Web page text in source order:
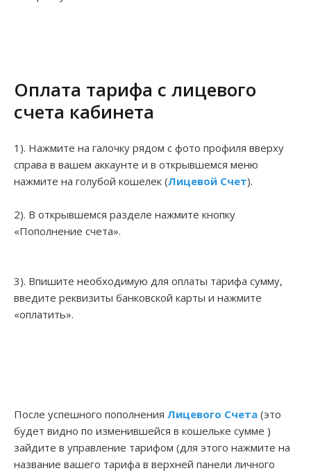
Оплата тарифа с лицевого
счета кабинета
1). Нажмите на галочку рядом с фото профиля вверху
справа в вашем аккаунте и в открывшемся меню
нажмите на голубой кошелек (Лицевой Счет).
2). В открывшемся разделе нажмите кнопку
«Пополнение счета».
3). Впишите необходимую для оплаты тарифа сумму,
введите реквизиты банковской карты и нажмите
«оплатить».
После успешного пополнения Лицевого Счета (это
будет видно по изменившейся в кошельке сумме )
зайдите в управление тарифом (для этого нажмите на
название вашего тарифа в верхней панели личного